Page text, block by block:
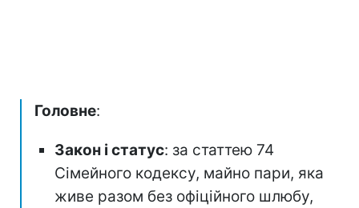
Головне:
Закон і статус: за статтею 74
Сімейного кодексу, майно пари, яка
живе разом без офіційного шлюбу,